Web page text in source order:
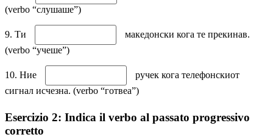
(verbo “слушаше”)
9. Ти
македонски кога те прекинав.
(verbo “учеше”)
10. Ние
ручек кога телефонскиот
сигнал исчезна. (verbo “готвеа”)
Esercizio 2: Indica il verbo al passato progressivo
corretto